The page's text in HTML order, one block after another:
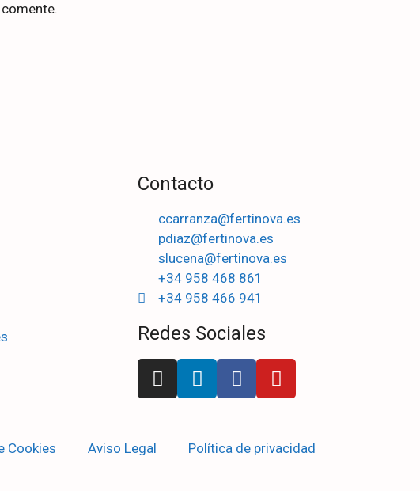
Contacto
ccarranza@fertinova.es
pdiaz@fertinova.es
slucena@fertinova.es
+34 958 468 861
+34 958 466 941
Redes Sociales
Cookies Aviso Legal Política de privacidad